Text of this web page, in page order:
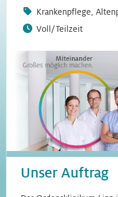
Krankenpflege,
Voll/Teilzeit
Unser Auftrag